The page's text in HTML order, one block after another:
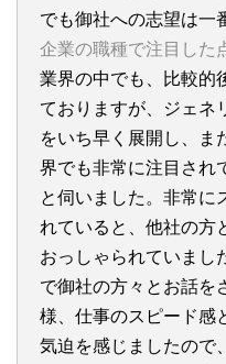
でも御社への志望は一
企業の職種で注目した
業界の中でも、比較的
ておりますが、ジェネ
をいち早く展開し、ま
界でも非常に注目され
と伺いました。非常に
れていると、他社の方
おっしゃられていまし
で御社の方々とお話を
様、仕事のスピード感
気迫を感じましたので